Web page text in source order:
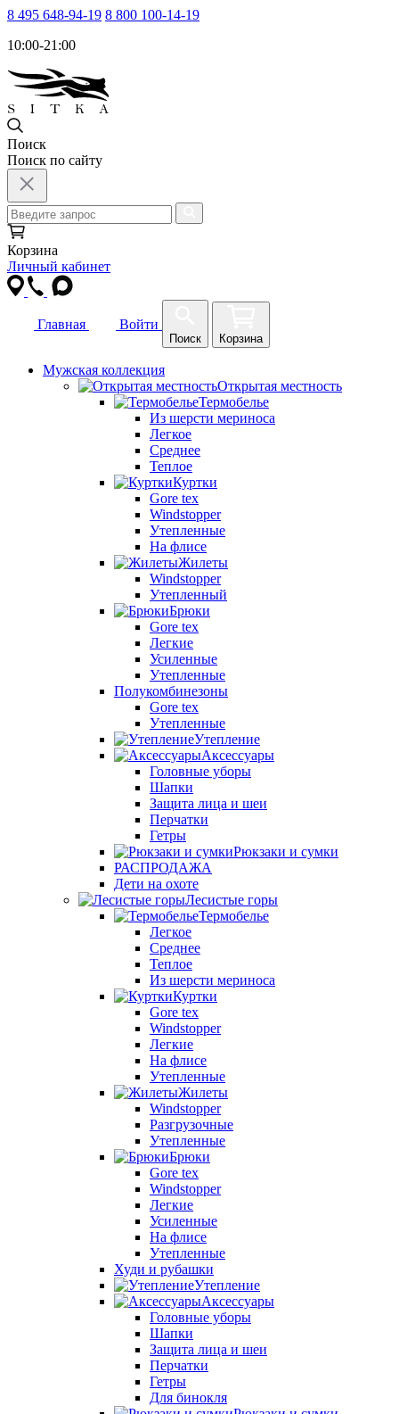
8 495 648-94-19 8 800 100-14-19
10:00-21:00
Поиск
Поиск по сайту
Корзина
Личный кабинет
Главная Войти
Поиск Корзина
Мужская коллекция
Открытая местность
Термобелье
Из шерсти мериноса
Легкое
Среднее
Теплое
Куртки
Gore tex
Windstopper
Утепленные
На флисе
Жилеты
Windstopper
Утепленный
Брюки
Gore tex
Легкие
Усиленные
Утепленные
Полукомбинезоны
Gore tex
Утепленные
Утепление
Аксессуары
Головные уборы
Шапки
Защита лица и шеи
Перчатки
Гетры
Рюкзаки и сумки
РАСПРОДАЖА
Дети на охоте
Лесистые горы
Термобелье
Легкое
Среднее
Теплое
Из шерсти мериноса
Куртки
Gore tex
Windstopper
Легкие
На флисе
Утепленные
Жилеты
Windstopper
Разгрузочные
Утепленные
Брюки
Gore tex
Windstopper
Легкие
Усиленные
На флисе
Утепленные
Худи и рубашки
Утепление
Аксессуары
Головные уборы
Шапки
Защита лица и шеи
Перчатки
Гетры
Для бинокля